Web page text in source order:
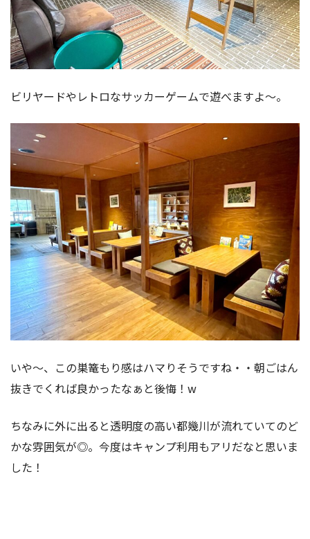
ビリヤードやレトロなサッカーゲームで遊べますよ〜。
いや〜、この巣篭もり感はハマりそうですね・・朝ごはん
抜きでくれば良かったなぁと後悔！w
ちなみに外に出ると透明度の高い都幾川が流れていてのど
かな雰囲気が◎。今度はキャンプ利用もアリだなと思いま
した！